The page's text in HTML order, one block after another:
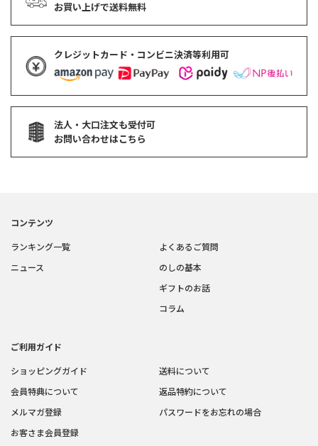
お買い上げで送料無料
クレジットカード・コンビニ決済等利用可
法人・大口注文も受付可
お問い合わせはこちら
コンテンツ
ランキング一覧
ニュース
よくあるご質問
のしの基本
ギフトのお話
コラム
ご利用ガイド
ショッピングガイド
会員特典について
メルマガ登録
お客さま会員登録
送料について
返品特約について
パスワードをお忘れの場合